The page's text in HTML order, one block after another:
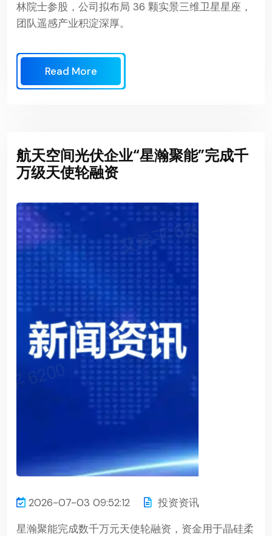
林院士参股，公司拟布局 36 颗实景三维卫星星座，
团队遥感产业积淀深厚。
Read More
航天空间光伏企业“星瀚聚能”完成千
万级天使轮融资
2026-07-03 09:52:12
投资资讯
星瀚聚能完成数千万元天使轮融资，资金用于晶硅柔